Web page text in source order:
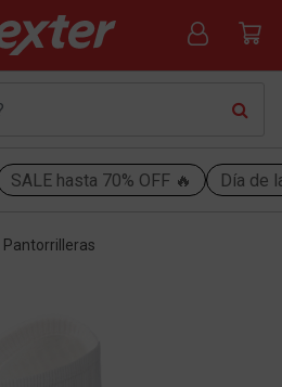
SALE hasta 70% OFF 🔥 Día de
Pantorrilleras